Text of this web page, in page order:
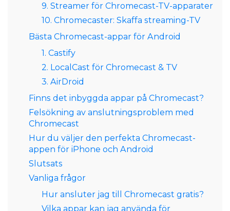
9. Streamer för Chromecast-TV-apparater
10. Chromecaster: Skaffa streaming-TV
Bästa Chromecast-appar för Android
1. Castify
2. LocalCast för Chromecast & TV
3. AirDroid
Finns det inbyggda appar på Chromecast?
Felsökning av anslutningsproblem med
Chromecast
Hur du väljer den perfekta Chromecast-
appen för iPhone och Android
Slutsats
Vanliga frågor
Hur ansluter jag till Chromecast gratis?
Vilka appar kan jag använda för